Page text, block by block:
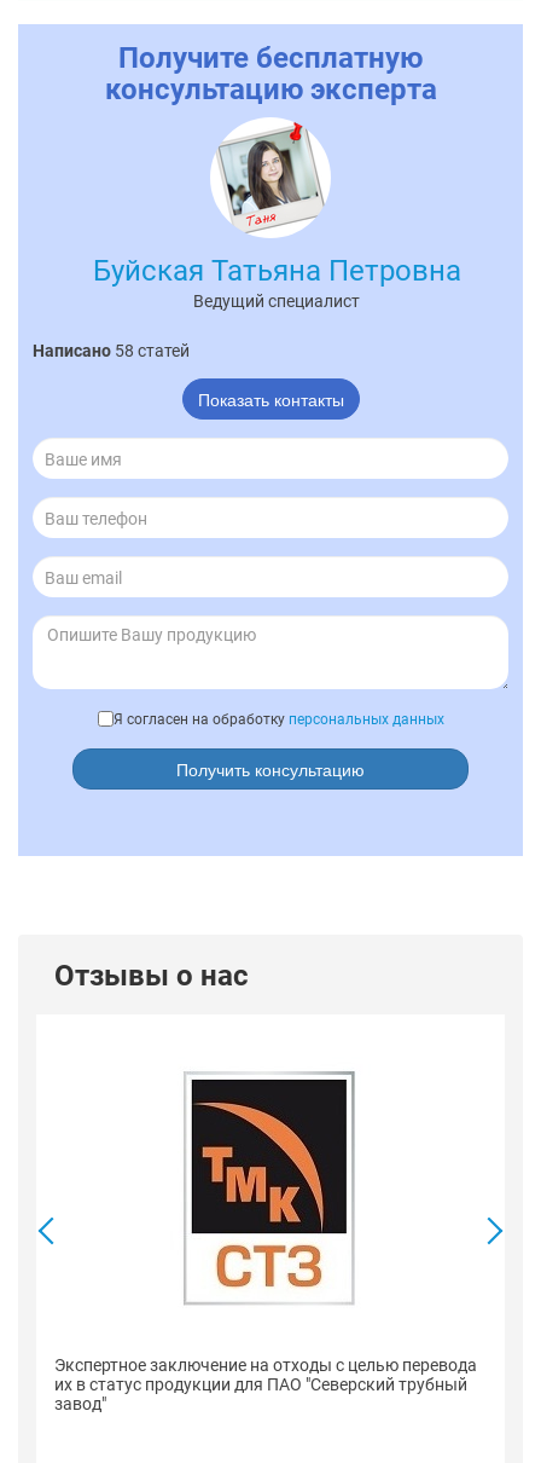
Получите бесплатную
консультацию эксперта
Буйская Татьяна Петровна
Ведущий специалист
Написано 58 статей
Показать контакты
Я согласен на обработку персональных данных
Получить консультацию
Отзывы о нас
Экспертное заключение на отходы с целью перевода
их в статус продукции для ПАО "Северский трубный
завод"